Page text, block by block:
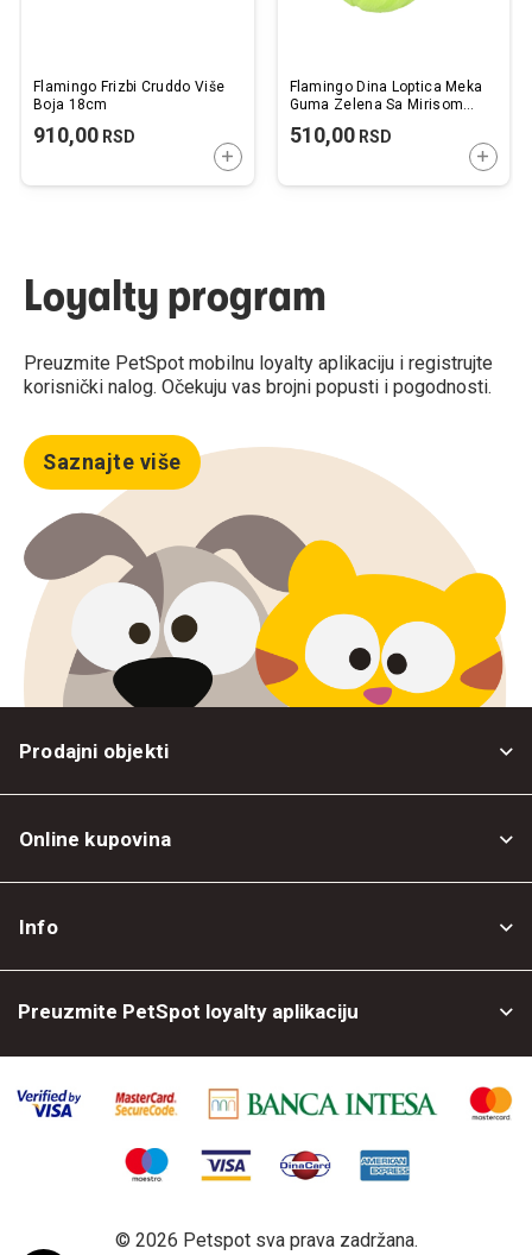
Flamingo Frizbi Cruddo Više
Boja 18cm
910,00 RSD
DODAJTE U KORPU
Flamingo Dina Loptica Meka
Guma Zelena Sa Mirisom
510,00RSD
Loyalty program
Preuzmite PetSpot mobilnu loyalty aplikaciju i registrujte
korisnički nalog. Očekuju vas brojni popusti i pogodnosti.
Saznajte više
Prodajni objekti
Online kupovina
Info
Preuzmite PetSpot loyalty aplikaciju
© 2026 Petspot sva prava zadržana.